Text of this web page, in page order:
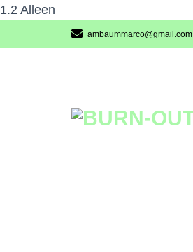
1.2 Alleen
ambaummarco@gmail.com